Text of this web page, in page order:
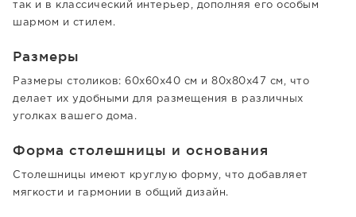
так и в классический интерьер, дополняя его особым
шармом и стилем.
Размеры
Размеры столиков: 60x60x40 см и 80x80x47 см, что
делает их удобными для размещения в различных
уголках вашего дома.
Форма столешницы и основания
Столешницы имеют круглую форму, что добавляет
мягкости и гармонии в общий дизайн.